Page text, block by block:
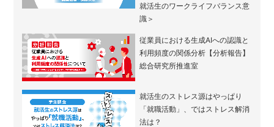
就活生のワークライフバランス意
識＞
従業員における生成AIへの認識と
利用頻度の関係分析【分析報告】
総合研究所推進室
就活生のストレス源はやっぱり
「就職活動」、ではストレス解消
法は？